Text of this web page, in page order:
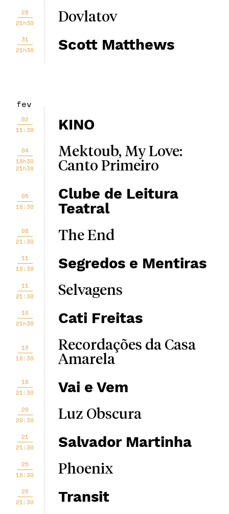
28
21h30
Dovlatov
31
21h30
Scott Matthews
fev
02
11:30
KINO
04
18h30
21h30
Mektoub, My Love:
Canto Primeiro
05
18:30
Clube de Leitura
Teatral
08
21:30
The End
11
18:30
Segredos e Mentiras
11
21:30
Selvagens
16
21h30
Cati Freitas
18
18:30
Recordações da Casa
Amarela
18
21:30
Vai e Vem
20
20:30
Luz Obscura
21
21:30
Salvador Martinha
25
18:30
Phoenix
25
21:30
Transit